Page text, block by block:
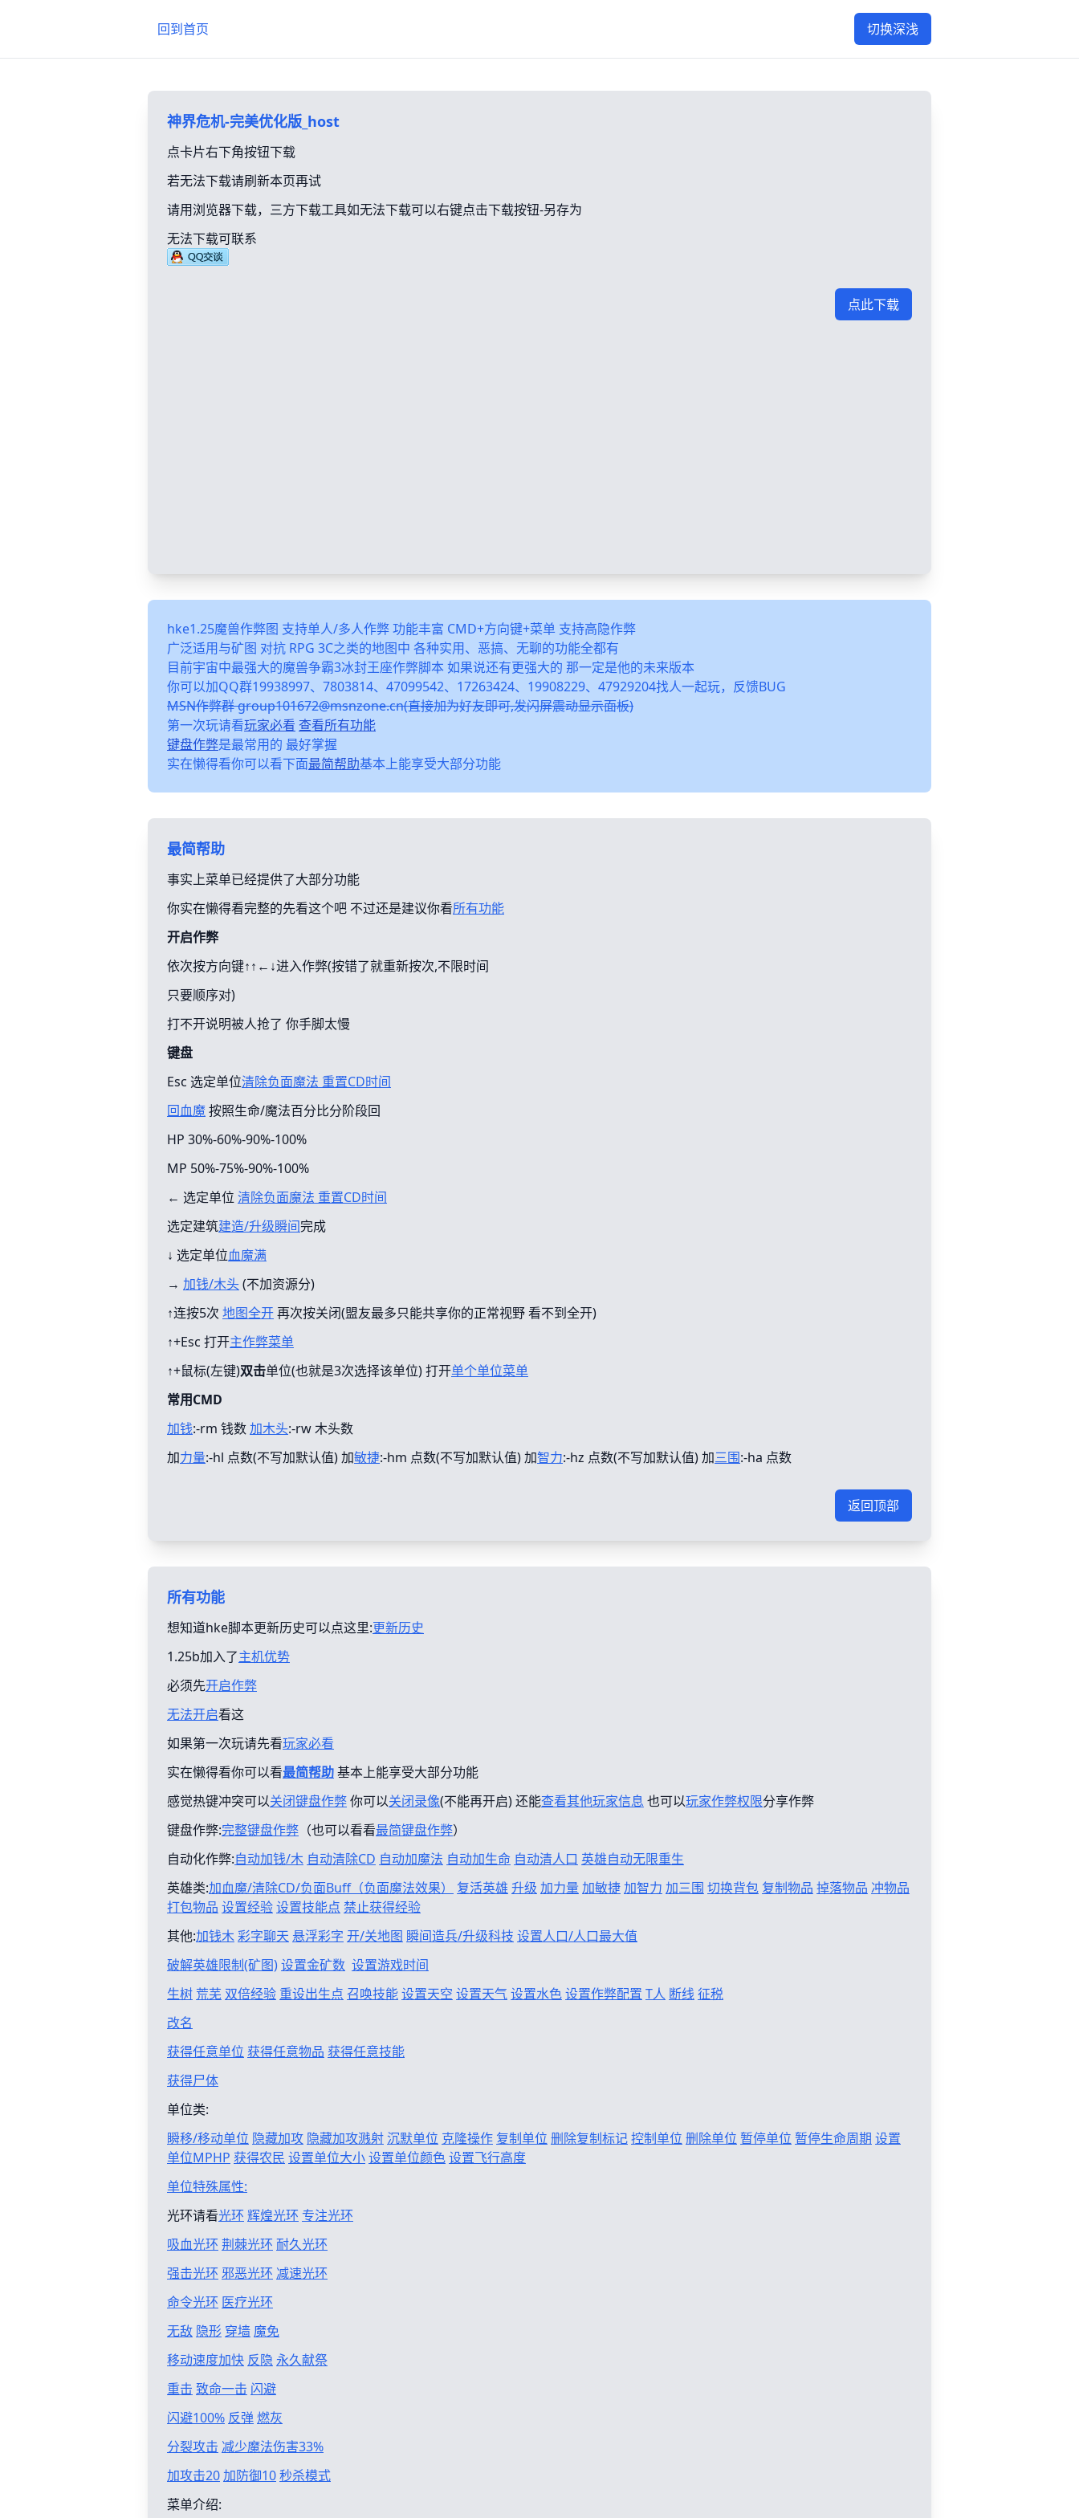
回到首页 切换深浅
神界危机-完美优化版_host
点卡片右下角按钮下载
若无法下载请刷新本页再试
请用浏览器下载，三方下载工具如无法下载可以右键点击下载按钮-另存为
无法下载可联系
点此下载
hke1.25魔兽作弊图 支持单人/多人作弊 功能丰富 CMD+方向键+菜单 支持高隐作弊
广泛适用与矿图 对抗 RPG 3C之类的地图中 各种实用、恶搞、无聊的功能全都有
目前宇宙中最强大的魔兽争霸3冰封王座作弊脚本 如果说还有更强大的 那一定是他的未来版本
你可以加QQ群19938997、7803814、47099542、17263424、19908229、47929204找人一起玩，反馈BUG
MSN作弊群 group101672@msnzone.cn(直接加为好友即可,发闪屏震动显示面板)
第一次玩请看玩家必看 查看所有功能
键盘作弊是最常用的 最好掌握
实在懒得看你可以看下面最简帮助基本上能享受大部分功能
最简帮助
事实上菜单已经提供了大部分功能
你实在懒得看完整的先看这个吧 不过还是建议你看所有功能
开启作弊
依次按方向键↑↑←↓进入作弊(按错了就重新按次,不限时间
只要顺序对)
打不开说明被人抢了 你手脚太慢
键盘
Esc 选定单位清除负面魔法 重置CD时间
回血魔按照生命/魔法百分比分阶段回
HP 30%-60%-90%-100%
MP 50%-75%-90%-100%
← 选定单位 清除负面魔法 重置CD时间
选定建筑建造/升级瞬间完成
↓ 选定单位血魔满
→ 加钱/木头(不加资源分)
↑连按5次 地图全开再次按关闭(盟友最多只能共享你的正常视野 看不到全开)
↑+Esc 打开主作弊菜单
↑+鼠标(左键)双击单位(也就是3次选择该单位) 打开单个单位菜单
常用CMD
加钱:-rm 钱数加木头:-rw 木头数
加力量:-hl 点数(不写加默认值) 加敏捷:-hm 点数(不写加默认值) 加智力:-hz 点数(不写加默认值) 加三围:-ha 点数
返回顶部
所有功能
想知道hke脚本更新历史可以点这里:更新历史
1.25b加入了主机优势
必须先开启作弊
无法开启看这
如果第一次玩请先看玩家必看
实在懒得看你可以看最简帮助基本上能享受大部分功能
感觉热键冲突可以关闭键盘作弊你可以关闭录像(不能再开启) 还能查看其他玩家信息 也可以玩家作弊权限分享作弊
键盘作弊:完整键盘作弊 （也可以看看最简键盘作弊）
自动化作弊:自动加钱/木 自动清除CD 自动加魔法 自动加生命 自动清人口 英雄自动无限重生
英雄类:加血魔/清除CD/负面Buff（负面魔法效果） 复活英雄 升级 加力量 加敏捷加智力 加三围 切换背包 复制物品 掉落物品 冲物品
打包物品 设置经验设置技能点 禁止获得经验
其他:加钱木彩字聊天 悬浮彩字 开/关地图 瞬间造兵/升级科技 设置人口/人口最大值
破解英雄限制(矿图)设置金矿数 设置游戏时间
生树 荒芜 双倍经验 重设出生点 召唤技能设置天空 设置天气设置水色设置作弊配置 T人 断线征税
改名
获得任意单位 获得任意物品 获得任意技能
获得尸体
单位类:
瞬移/移动单位 隐藏加攻 隐藏加攻溅射沉默单位 克隆操作 复制单位 删除复制标记控制单位 删除单位 暂停单位 暂停生命周期 设置
单位MPHP 获得农民 设置单位大小设置单位颜色设置飞行高度
单位特殊属性:
光环请看光环 辉煌光环 专注光环
吸血光环 荆棘光环 耐久光环
强击光环 邪恶光环 减速光环
命令光环 医疗光环
无敌 隐形 穿墙 魔免
移动速度加快 反隐 永久献祭
重击 致命一击 闪避
闪避100% 反弹燃灰
分裂攻击 减少魔法伤害33%
加攻击20加防御10秒杀模式
菜单介绍: